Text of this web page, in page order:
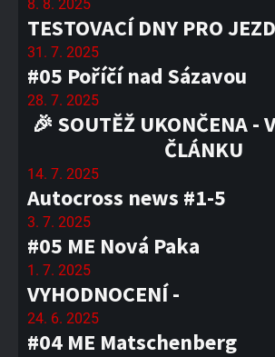
8. 8. 2025
TESTOVACÍ DNY PRO
31. 7. 2025
#05 Poříčí nad Sázavou
28. 7. 2025
🎉 SOUTĚŽ UKONČENA -
ČLÁNKU
14. 7. 2025
Autocross news #1-5
3. 7. 2025
#05 ME Nová Paka
1. 7. 2025
VYHODNOCENÍ -
24. 6. 2025
#04 ME Matschenberg